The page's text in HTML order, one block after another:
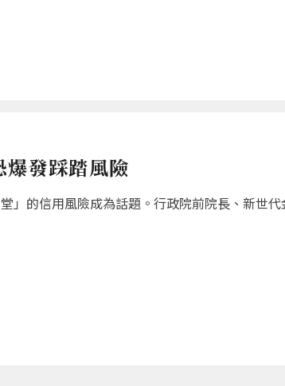
爆發踩踏風險
」的信用風險成為話題。行政院前院長、新世